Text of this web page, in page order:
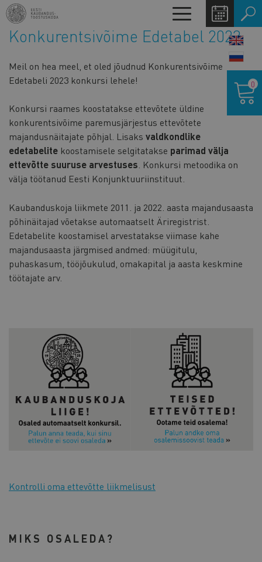
Liigu
edasi
põhisisu
Toggle
navigation
Konkurentsivõime Edetabel 2023
Meil on hea meel, et oled jõudnud Konkurentsivõime
Edetabeli 2023 konkursi lehele!
Konkursi raames koostatakse ettevõtete üldine
konkurentsivõime paremusjärjestus ettevõtete
majandusnäitajate põhjal. Lisaks valdkondlike
edetabelite koostamisele selgitatakse parimad välja
ettevõtte suuruse arvestuses . Konkursi metoodika on
välja töötanud Eesti Konjunktuuriinstituut.
Kaubanduskoja liikmete 2011. ja 2022. aasta majandusaasta
põhinäitajad võetakse automaatselt Äriregistrist.
Edetabelite koostamisel arvestatakse viimase kahe
majandusaasta järgmised andmed: müügitulu,
puhaskasum, tööjõukulud, omakapital ja aasta keskmine
töötajate arv.
Kontrolli oma ettevõtte liikmelisust
MIKS OSALEDA?
0